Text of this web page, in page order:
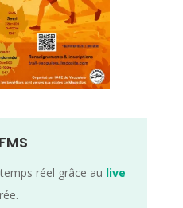
réel grâce au live